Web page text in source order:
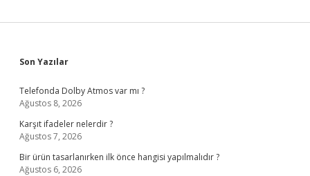
Sidebar
Son Yazılar
Telefonda Dolby Atmos var mı ?
Ağustos 8, 2026
Karşıt ifadeler nelerdir ?
Ağustos 7, 2026
Bir ürün tasarlanırken ilk önce hangisi yapılmalıdır ?
Ağustos 6, 2026